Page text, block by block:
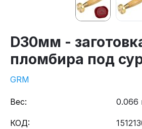
D30мм -
пломбира под
GRM
Вес: 0.066
КОД: